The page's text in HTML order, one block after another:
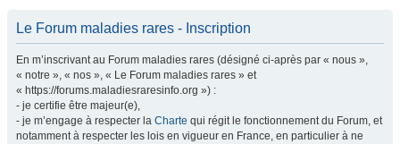
Le Forum maladies rares - Inscription
En m’inscrivant au Forum maladies rares (désigné ci-après par « nous »,
« notre », « nos », « Le Forum maladies rares » et
« https://forums.maladiesraresinfo.org ») :
- je certifie être majeur(e),
- je m’engage à respecter la Charte qui régit le fonctionnement du Forum, et
notamment à respecter les lois en vigueur en France, en particulier à ne